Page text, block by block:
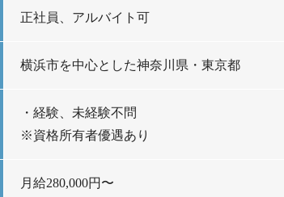
正社員、アルバイト可
横浜市を中心とした神奈川県・東京都
・経験、未経験不問
※資格所有者優遇あり
月給280,000円〜